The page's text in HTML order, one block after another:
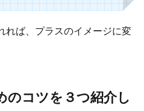
のでしょうか。男性は、女性がこのよ
れば、プラスのイメージに変
のコツを３つ紹介し